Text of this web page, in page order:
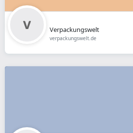
Verpackungswelt
verpackungswelt.de